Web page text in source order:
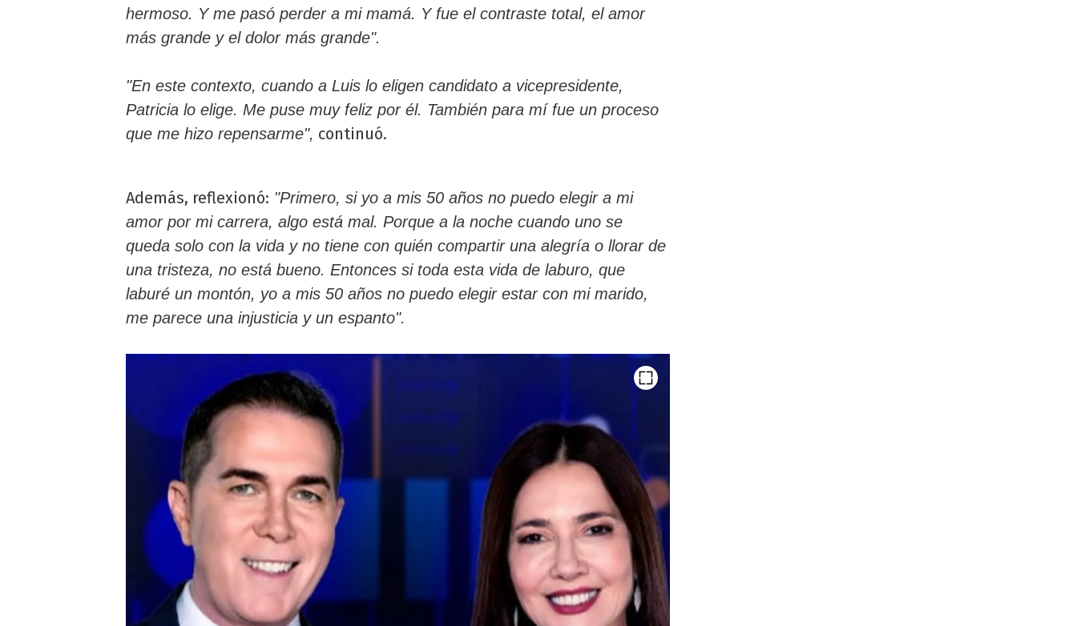
hermoso. Y me pasó perder a mi mamá. Y fue el contraste total, el amor
más grande y el dolor más grande".
"En este contexto, cuando a Luis lo eligen candidato a vicepresidente,
Patricia lo elige. Me puse muy feliz por él. También para mí fue un proceso
que me hizo repensarme", continuó.
Además, reflexionó: "Primero, si yo a mis 50 años no puedo elegir a mi
amor por mi carrera, algo está mal. Porque a la noche cuando uno se
queda solo con la vida y no tiene con quién compartir una alegría o llorar de
una tristeza, no está bueno. Entonces si toda esta vida de laburo, que
laburé un montón, yo a mis 50 años no puedo elegir estar con mi marido,
me parece una injusticia y un espanto".